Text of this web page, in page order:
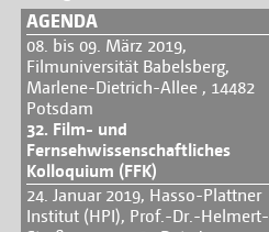
AGENDA
08. bis 09. März 2019,
Filmuniversität Babelsberg,
Marlene-Dietrich-Allee , 14482
Potsdam
32. Film- und
Fernsehwissenschaftliches
Kolloquium (FFK)
24. Januar 2019, Hasso-Plattner
Institut (HPI), Prof.-Dr.-Helmert-